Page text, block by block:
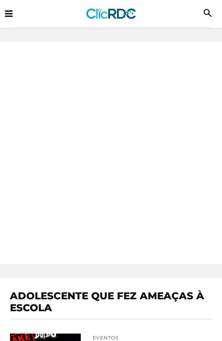
ADOLESCENTE QUE FEZ AMEAÇAS À
ESCOLA
EVENTOS